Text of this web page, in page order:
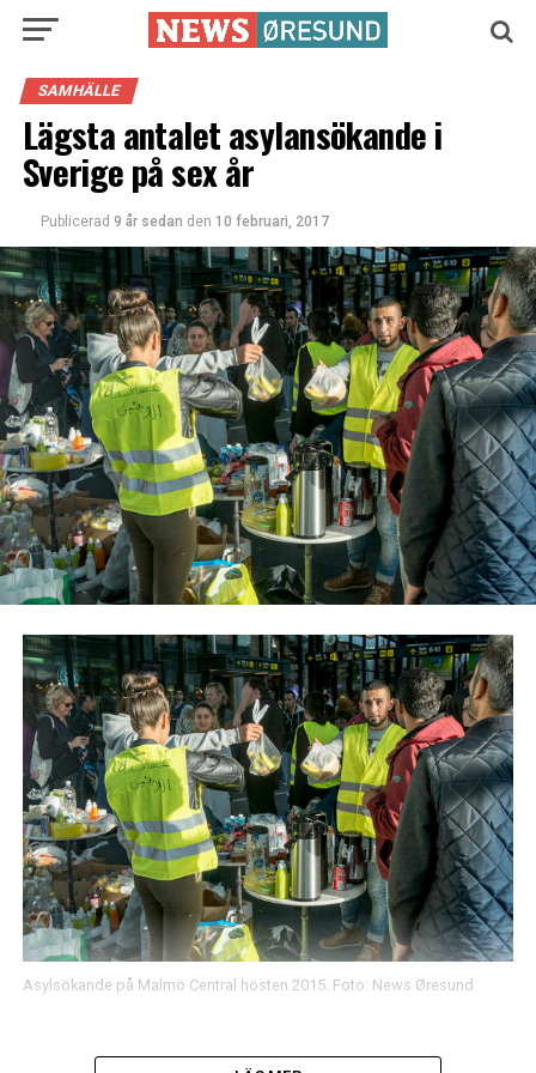
SAMHÄLLE
Lägsta antalet asylansökande i
Sverige på sex år
Publicerad 9 år sedan den 10 februari, 2017
Asylsökande på Malmö Central hösten 2015. Foto: News Øresund